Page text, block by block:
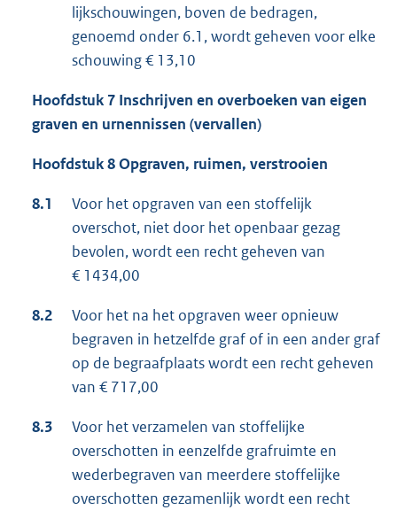
lijkschouwingen, boven de bedragen,
genoemd onder 6.1, wordt geheven voor elke
schouwing € 13,10
Hoofdstuk 7 Inschrijven en overboeken van eigen
graven en urnennissen (vervallen)
Hoofdstuk 8 Opgraven, ruimen, verstrooien
8.1
Voor het opgraven van een stoffelijk
overschot, niet door het openbaar gezag
bevolen, wordt een recht geheven van
€ 1434,00
8.2
Voor het na het opgraven weer opnieuw
begraven in hetzelfde graf of in een ander graf
op de begraafplaats wordt een recht geheven
van € 717,00
8.3
Voor het verzamelen van stoffelijke
overschotten in eenzelfde grafruimte en
wederbegraven van meerdere stoffelijke
overschotten gezamenlijk wordt een recht